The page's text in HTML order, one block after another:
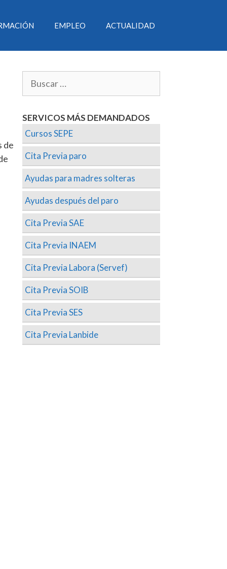
EMPLEO ACTUALIDAD
de
SERVICOS MÁS DEMANDADOS
Cursos SEPE
Cita Previa paro
Ayudas para madres solteras
Ayudas después del paro
Cita Previa SAE
Cita Previa INAEM
Cita Previa Labora (Servef)
Cita Previa SOIB
Cita Previa SES
Cita Previa Lanbide